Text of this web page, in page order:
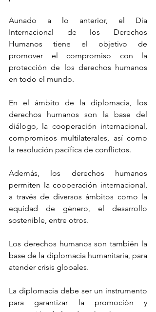
Aunado a lo anterior, el Día
Internacional de los Derechos
Humanos tiene el objetivo de
promover el compromiso con la
protección de los derechos humanos
en todo el mundo.
En el ámbito de la diplomacia, los
derechos humanos son la base del
diálogo, la cooperación internacional,
compromisos multilaterales, así como
la resolución pacífica de conflictos.
Además, los derechos humanos
permiten la cooperación internacional,
a través de diversos ámbitos como la
equidad de género, el desarrollo
sostenible, entre otros.
Los derechos humanos son también la
base de la diplomacia humanitaria, para
atender crisis globales.
La diplomacia debe ser un instrumento
para garantizar la promoción y